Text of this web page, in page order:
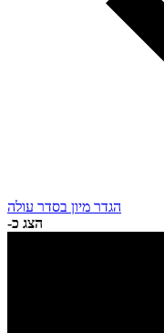
הגדר מיון בסדר עולה
הצג כ-